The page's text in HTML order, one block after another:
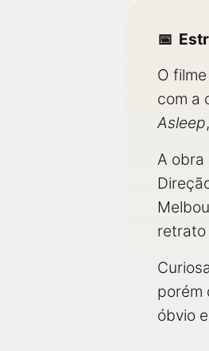
O
com a
Asleep
A obra
retrato
porém
óbvio